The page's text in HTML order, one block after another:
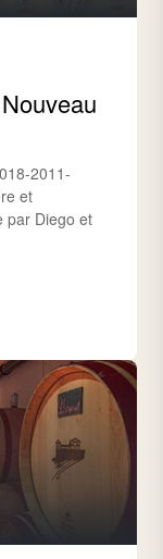
2011-
et
par Diego et